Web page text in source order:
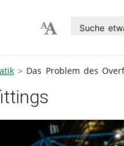
Suche
Das Problem des